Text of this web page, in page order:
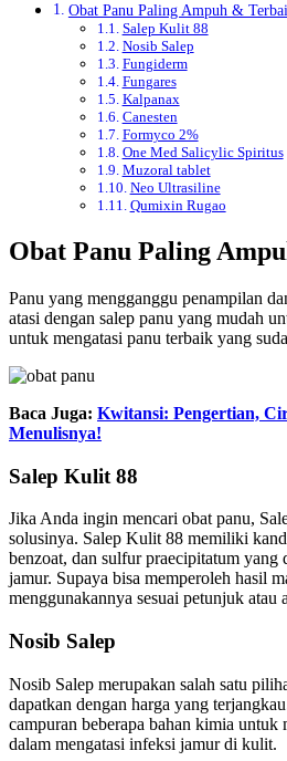
Obat Panu Paling Ampuh &
Salep Kulit 88
Nosib Salep
Fungiderm
Fungares
Kalpanax
Canesten
Formyco 2%
One Med Salicylic Spiritus
Muzoral tablet
Neo Ultrasiline
Qumixin Rugao
Obat Panu Paling
Panu yang mengganggu penampilan
atasi dengan salep panu yang mudah
untuk mengatasi panu terbaik yang
Baca Juga: Kwitansi: Pengertian,
Menulisnya!
Salep Kulit 88
Jika Anda ingin mencari obat panu,
solusinya. Salep Kulit 88 memiliki
benzoat, dan sulfur praecipitatum yang
jamur. Supaya bisa memperoleh hasil
menggunakannya sesuai petunjuk atau
Nosib Salep
Nosib Salep merupakan salah satu
dapatkan dengan harga yang
campuran beberapa bahan kimia
dalam mengatasi infeksi jamur di kulit.